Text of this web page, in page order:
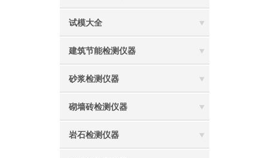
试模大全
建筑节能检测仪器
砂浆检测仪器
砌墙砖检测仪器
岩石检测仪器